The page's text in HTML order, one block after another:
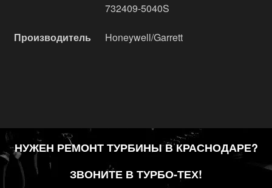
732409-5040S
Производитель Honeywell/Garrett
НУЖЕН РЕМОНТ ТУРБИНЫ В КРАСНОДАРЕ?
ЗВОНИТЕ В ТУРБО-ТЕХ!